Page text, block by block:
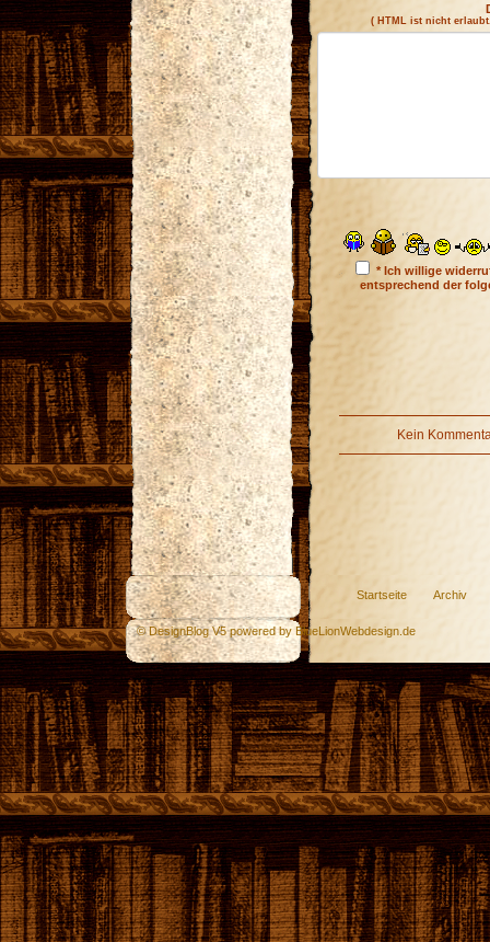
( HTML ist nicht
* Ich willige
entsprechend der
Kein
Startseite Archiv
© DesignBlog V5 powered by BlueLionWebdesign.de